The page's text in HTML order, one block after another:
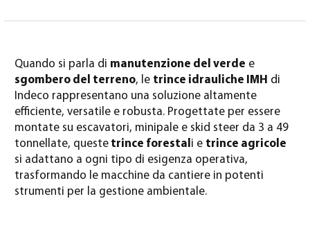
Quando si parla di manutenzione del verde e
sgombero del terreno, le trince idrauliche IMH di
Indeco rappresentano una soluzione altamente
efficiente, versatile e robusta. Progettate per essere
montate su escavatori, minipale e skid steer da 3 a 49
tonnellate, queste trince forestal i e trince agricole
si adattano a ogni tipo di esigenza operativa,
trasformando le macchine da cantiere in potenti
strumenti per la gestione ambientale.